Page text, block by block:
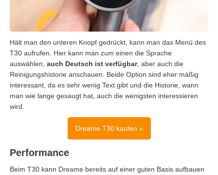
Hält man den unteren Knopf gedrückt, kann man das Menü des
T30 aufrufen. Hier kann man zum einen die Sprache
auswählen, auch Deutsch ist verfügbar, aber auch die
Reinigungshistorie anschauen. Beide Option sind eher mäßig
interessant, da es sehr wenig Text gibt und die Historie, wann
man wie lange gesaugt hat, auch die wenigsten interessieren
wird.
Dreame T30 kaufen »
Performance
Beim T30 kann Dreame bereits auf einer guten Basis aufbauen